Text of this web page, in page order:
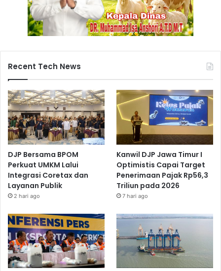
Recent Tech News
DJP Bersama BPOM
Perkuat UMKM Lalui
Integrasi Coretax dan
Layanan Publik
2 hari ago
Kanwil DJP Jawa Timur I
Optimistis Capai Target
Penerimaan Pajak Rp56,3
Triliun pada 2026
7 hari ago